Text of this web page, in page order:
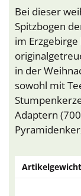
Bei dieser
Spitzbogen
im
in der
sowohl mit
Adaptern